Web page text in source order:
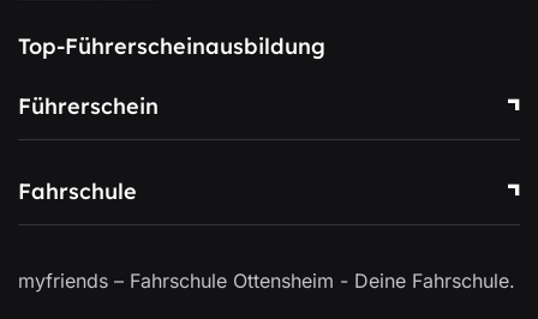
Top-Führerscheinausbildung
Führerschein
Fahrschule
myfriends – Fahrschule Ottensheim - Deine Fahrschule.